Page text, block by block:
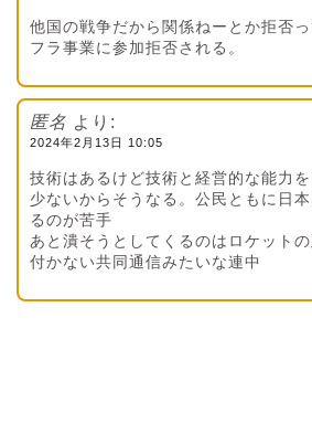
他国の戦争だから関係ねーとか拒否
フラ事業に参加拒否される。
匿名 より:
2024年2月13日 10:05
技術はあるけど技術と経営的な能力
少ないからそうなる。公民ともに日
るのが苦手
あと潰そうとしてくるのはロケット
付かない共同通信みたいな連中